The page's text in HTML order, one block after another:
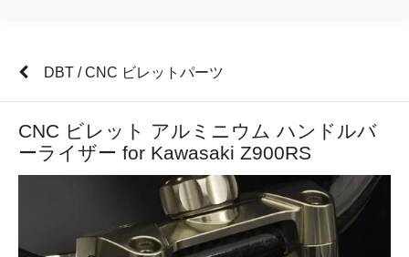
DBT / CNC ビレットパーツ
CNC ビレット アルミニウム ハンドルバ
ーライザー for Kawasaki Z900RS